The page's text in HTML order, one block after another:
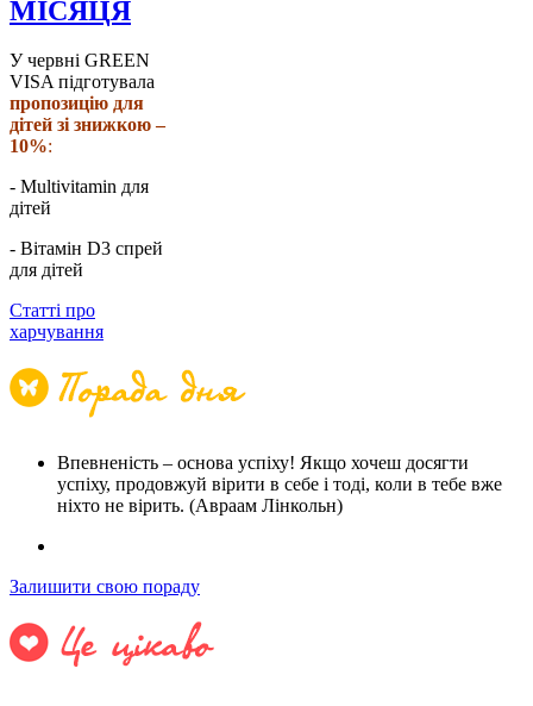
МІСЯЦЯ
У червні GREEN
VISA підготувала
пропозицію для
дітей зі знижкою –
10%:
- Multivitamin для
дітей
- Вітамін D3 спрей
для дітей
Статті про
харчування
Впевненість – основа успіху! Якщо хочеш досягти
успіху, продовжуй вірити в себе і тоді, коли в тебе вже
ніхто не вірить. (Авраам Лінкольн)
Залишити свою пораду